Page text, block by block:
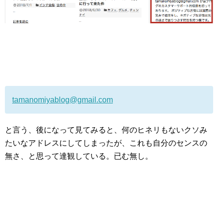
tamanomiyablog@gmail.com
と言う、後になって見てみると、何のヒネリもないクソみ
たいなアドレスにしてしまったが、これも自分のセンスの
無さ、と思って達観している。已む無し。